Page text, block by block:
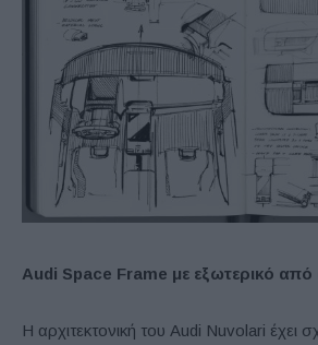
Audi Space Frame με εξωτερικό
Η αρχιτεκτονική του Audi Nuvolari έχει